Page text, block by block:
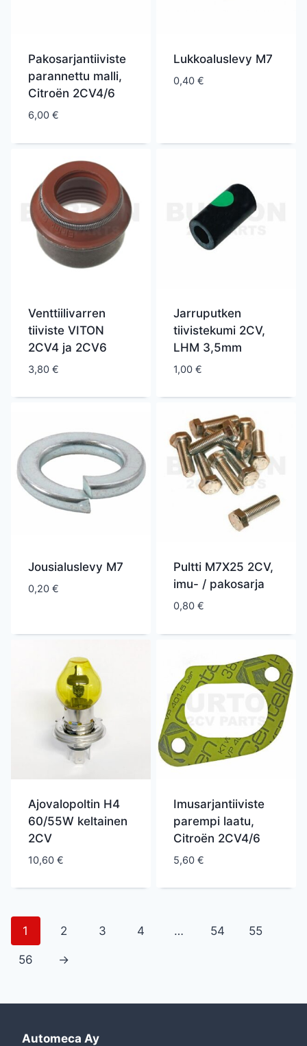
Pakosarjantiiviste
parannettu malli,
Citroën 2CV4/6
6,00 €
Lukkoaluslevy M7
0,40 €
Venttiilivarren
tiiviste VITON
2CV4 ja 2CV6
3,80 €
Jarruputken
tiivistekumi 2CV,
LHM 3,5mm
1,00 €
Jousialuslevy M7
0,20 €
Pultti M7X25 2CV,
imu- / pakosarja
0,80 €
Ajovalopoltin H4
60/55W keltainen
2CV
10,60 €
Imusarjantiiviste
parempi laatu,
Citroën 2CV4/6
5,60 €
1 2 3 4 … 54 55
56 →
Automeca Ay